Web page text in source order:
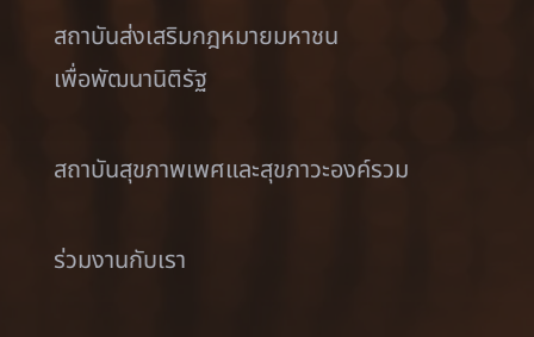
สถาบันส่งเสริมกฎหมายมหาชน
เพื่อพัฒนานิติรัฐ
สถาบันสุขภาพเพศและสุขภาวะองค์รวม
ร่วมงานกับเรา